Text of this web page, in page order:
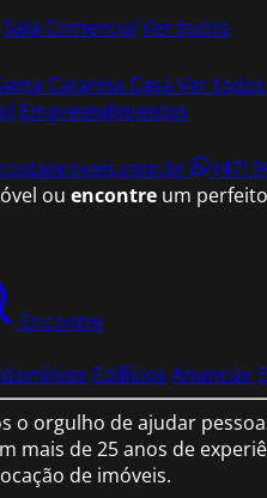
Sala Comercial Ver todos
Catarina Casa Ver todos
Empreendimentos
(47)
ou encontre um
Encontre
Edifícios Anunciar
o orgulho de ajudar
mais de 25 anos de
de imóveis.